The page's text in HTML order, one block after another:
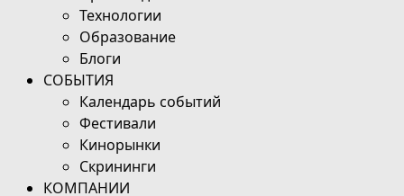
Технологии
Образование
Блоги
СОБЫТИЯ
Календарь событий
Фестивали
Кинорынки
Скрининги
КОМПАНИИ